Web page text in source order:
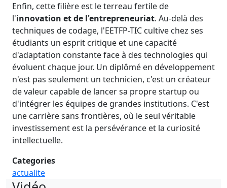
Enfin, cette filière est le terreau fertile de
l'innovation et de l'entrepreneuriat. Au-delà des
techniques de codage, l'EETFP-TIC cultive chez ses
étudiants un esprit critique et une capacité
d'adaptation constante face à des technologies qui
évoluent chaque jour. Un diplômé en développement
n'est pas seulement un technicien, c'est un créateur
de valeur capable de lancer sa propre startup ou
d'intégrer les équipes de grandes institutions. C'est
une carrière sans frontières, où le seul véritable
investissement est la persévérance et la curiosité
intellectuelle.
Categories
actualite